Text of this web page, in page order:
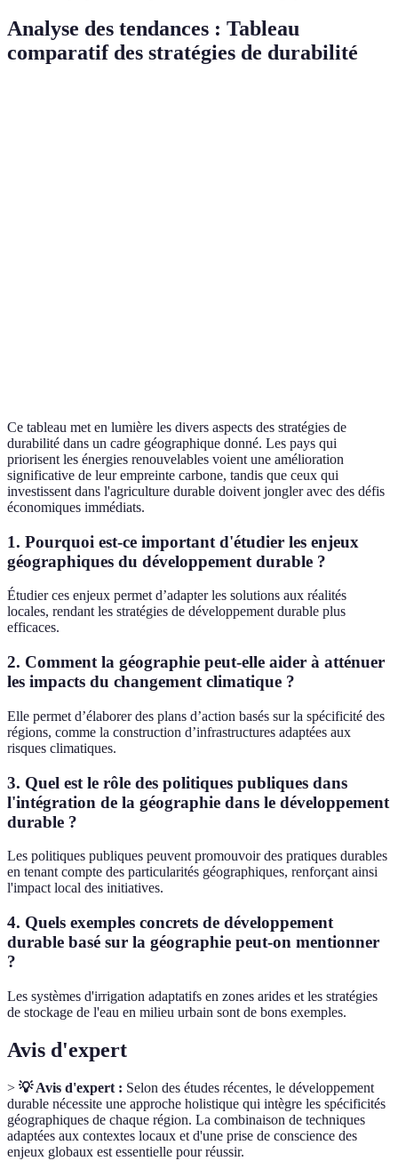
Analyse des tendances : Tableau
comparatif des stratégies de durabilité
Ce tableau met en lumière les divers aspects des stratégies de
durabilité dans un cadre géographique donné. Les pays qui
priorisent les énergies renouvelables voient une amélioration
significative de leur empreinte carbone, tandis que ceux qui
investissent dans l'agriculture durable doivent jongler avec des défis
économiques immédiats.
1. Pourquoi est-ce important d'étudier les enjeux
géographiques du développement durable ?
Étudier ces enjeux permet d’adapter les solutions aux réalités
locales, rendant les stratégies de développement durable plus
efficaces.
2. Comment la géographie peut-elle aider à atténuer
les impacts du changement climatique ?
Elle permet d’élaborer des plans d’action basés sur la spécificité des
régions, comme la construction d’infrastructures adaptées aux
risques climatiques.
3. Quel est le rôle des politiques publiques dans
l'intégration de la géographie dans le développement
durable ?
Les politiques publiques peuvent promouvoir des pratiques durables
en tenant compte des particularités géographiques, renforçant ainsi
l'impact local des initiatives.
4. Quels exemples concrets de développement
durable basé sur la géographie peut-on mentionner
?
Les systèmes d'irrigation adaptatifs en zones arides et les stratégies
de stockage de l'eau en milieu urbain sont de bons exemples.
Avis d'expert
> 💡 Avis d'expert : Selon des études récentes, le développement
durable nécessite une approche holistique qui intègre les spécificités
géographiques de chaque région. La combinaison de techniques
adaptées aux contextes locaux et d'une prise de conscience des
enjeux globaux est essentielle pour réussir.